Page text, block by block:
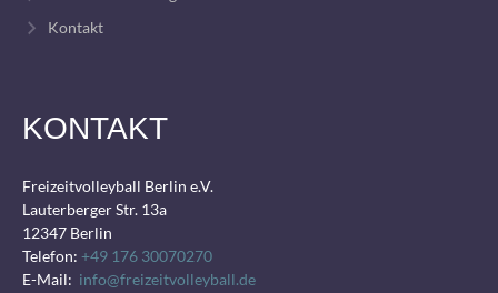
Kontakt
KONTAKT
Freizeitvolleyball Berlin e.V.
Lauterberger Str. 13a
12347 Berlin
Telefon: +49 176 30070270
E-Mail: info@freizeitvolleyball.de